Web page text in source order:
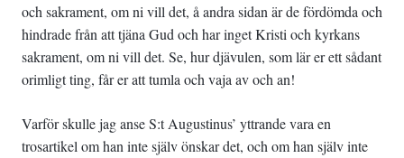
och sakrament, om ni vill det, å andra sidan är de fördömda och
hindrade från att tjäna Gud och har inget Kristi och kyrkans
sakrament, om ni vill det. Se, hur djävulen, som lär er ett sådant
orimligt ting, får er att tumla och vaja av och an!
Varför skulle jag anse S:t Augustinus’ yttrande vara en
trosartikel om han inte själv önskar det, och om han själv inte